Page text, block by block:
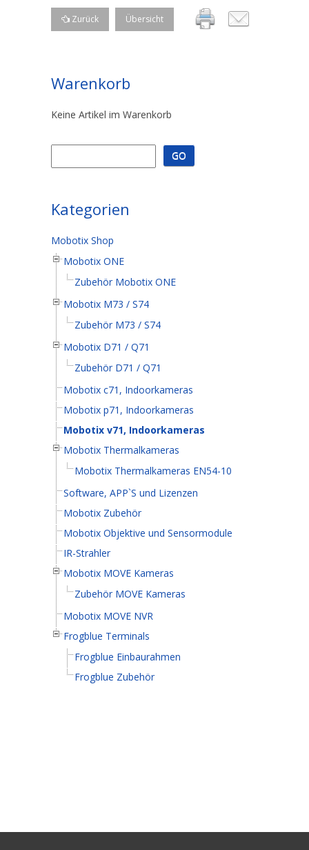
Zurück Übersicht
Warenkorb
Keine Artikel im Warenkorb
Kategorien
Mobotix Shop
Mobotix ONE
Zubehör Mobotix ONE
Mobotix M73 / S74
Zubehör M73 / S74
Mobotix D71 / Q71
Zubehör D71 / Q71
Mobotix c71, Indoorkameras
Mobotix p71, Indoorkameras
Mobotix v71, Indoorkameras
Mobotix Thermalkameras
Mobotix Thermalkameras EN54-10
Software, APP`S und Lizenzen
Mobotix Zubehör
Mobotix Objektive und Sensormodule
IR-Strahler
Mobotix MOVE Kameras
Zubehör MOVE Kameras
Mobotix MOVE NVR
Frogblue Terminals
Frogblue Einbaurahmen
Frogblue Zubehör